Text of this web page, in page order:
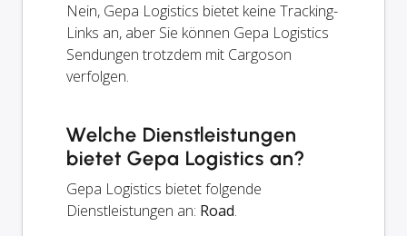
Nein, Gepa Logistics bietet keine Tracking-
Links an, aber Sie können Gepa Logistics
Sendungen trotzdem mit Cargoson
verfolgen.
Welche Dienstleistungen
bietet Gepa Logistics an?
Gepa Logistics bietet folgende
Dienstleistungen an: Road.